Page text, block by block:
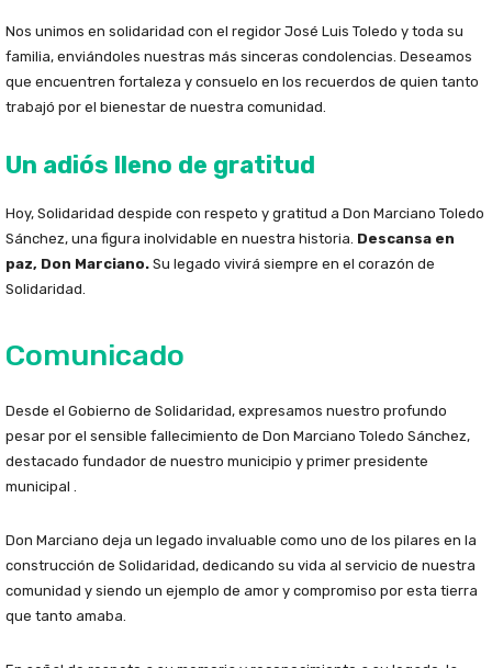
Nos unimos en solidaridad con el regidor José Luis Toledo y toda su
familia, enviándoles nuestras más sinceras condolencias. Deseamos
que encuentren fortaleza y consuelo en los recuerdos de quien tanto
trabajó por el bienestar de nuestra comunidad.
Un adiós lleno de gratitud
Hoy, Solidaridad despide con respeto y gratitud a Don Marciano Toledo
Sánchez, una figura inolvidable en nuestra historia. Descansa en
paz, Don Marciano. Su legado vivirá siempre en el corazón de
Solidaridad.
Comunicado
Desde el Gobierno de Solidaridad, expresamos nuestro profundo
pesar por el sensible fallecimiento de Don Marciano Toledo Sánchez,
destacado fundador de nuestro municipio y primer presidente
municipal .
Don Marciano deja un legado invaluable como uno de los pilares en la
construcción de Solidaridad, dedicando su vida al servicio de nuestra
comunidad y siendo un ejemplo de amor y compromiso por esta tierra
que tanto amaba.